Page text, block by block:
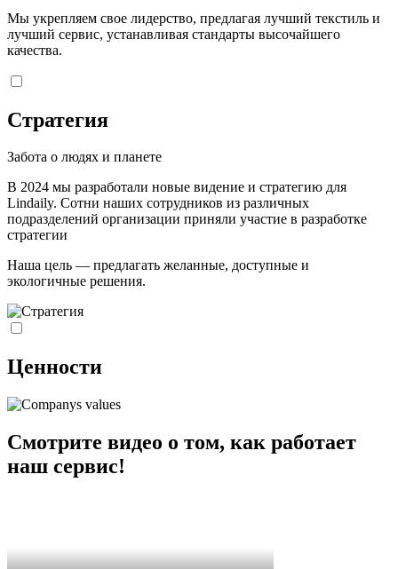
Мы укрепляем свое лидерство, предлагая лучший текстиль и
лучший сервис, устанавливая стандарты высочайшего
качества.
Стратегия
Забота о людях и планете
В 2024 мы разработали новые видение и стратегию для
Lindaily. Сотни наших сотрудников из различных
подразделений организации приняли участие в разработке
стратегии
Наша цель — предлагать желанные, доступные и
экологичные решения.
Ценности
Смотрите видео о том, как работает
наш сервис!